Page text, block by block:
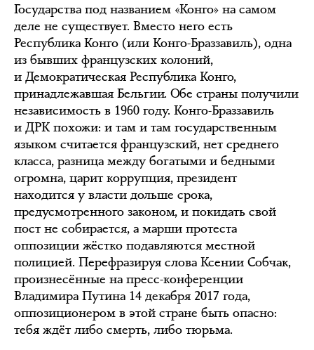
Государства под названием «Конго» на самом
деле не существует. Вместо него есть
Республика Конго (или Конго-Браззавиль), одна
из бывших французских колоний,
и Демократическая Республика Конго,
принадлежавшая Бельгии. Обе страны получили
независимость в 1960 году. Конго-Браззавиль
и ДРК похожи: и там и там государственным
языком считается французский, нет среднего
класса, разница между богатыми и бедными
огромна, царит коррупция, президент
находится у власти дольше срока,
предусмотренного законом, и покидать свой
пост не собирается, а марши протеста
оппозиции жёстко подавляются местной
полицией. Перефразируя слова Ксении Собчак,
произнесённые на пресс-конференции
Владимира Путина 14 декабря 2017 года,
оппозиционером в этой стране быть опасно:
тебя ждёт либо смерть, либо тюрьма.